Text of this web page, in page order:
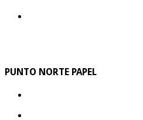
PUNTO NORTE PAPEL